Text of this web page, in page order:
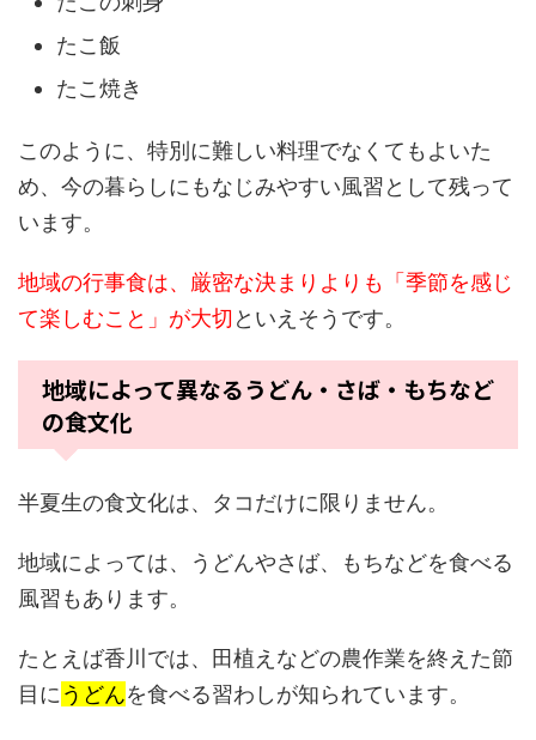
たこ飯
たこ焼き
このように、特別に難しい料理でなくてもよいた
め、今の暮らしにもなじみやすい風習として残って
います。
地域の行事食は、厳密な決まりよりも「季節を感じ
て楽しむこと」が大切 といえそうです。
地域によって異なるうどん・さば・もちなど
の食文化
半夏生の食文化は、タコだけに限りません。
地域によっては、うどんやさば、もちなどを食べる
風習もあります。
たとえば香川では、田植えなどの農作業を終えた節
目に うどんを食べる習わしが知られています。